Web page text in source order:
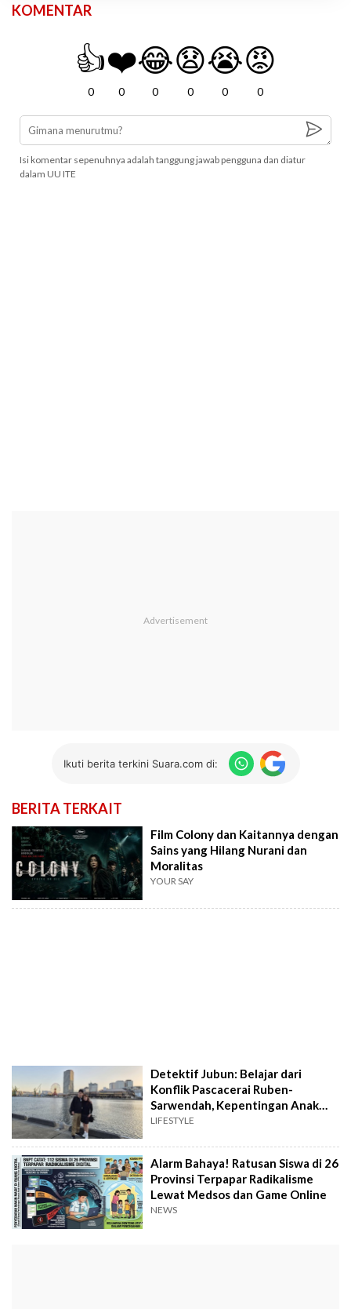
KOMENTAR
👍
0
❤️
0
😂
0
😧
0
😭
0
😡
0
Isi komentar sepenuhnya adalah tanggung jawab pengguna dan diatur
dalam UU ITE
Ikuti berita terkini Suara.com di:
BERITA TERKAIT
Film Colony dan Kaitannya dengan
Sains yang Hilang Nurani dan
Moralitas
YOUR SAY
Detektif Jubun: Belajar dari
Konflik Pascacerai Ruben-
Sarwendah, Kepentingan Anak
Jadi Prioritas
LIFESTYLE
Alarm Bahaya! Ratusan Siswa di 26
Provinsi Terpapar Radikalisme
Lewat Medsos dan Game Online
NEWS